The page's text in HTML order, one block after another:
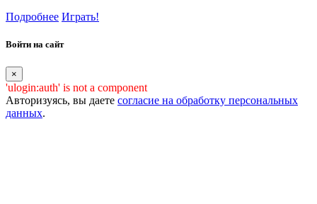
Подробнее Играть!
Войти на сайт
×
'ulogin:auth' is not a component
Авторизуясь, вы даете согласие на обработку персональных
данных.